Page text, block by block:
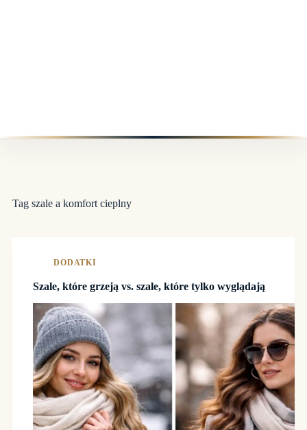
Tag szale a komfort cieplny
DODATKI
Szale, które grzeją vs. szale, które tylko wyglądają